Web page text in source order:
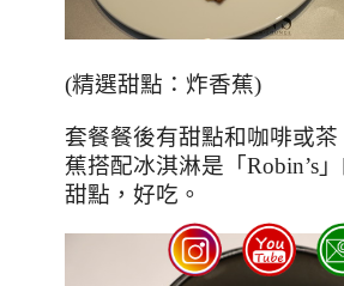
(精選甜點：炸香蕉)
套餐餐後有甜點和咖啡或
蕉搭配冰淇淋是「Robin’s
甜點，好吃。